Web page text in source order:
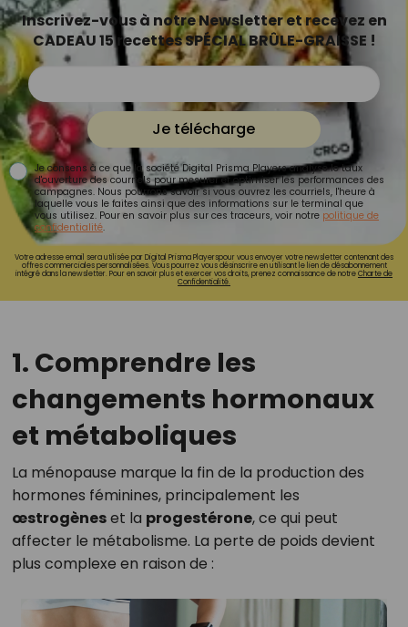
Inscrivez-vous à notre Newsletter et recevez en
CADEAU 15 recettes SPÉCIAL BRÛLE-GRAISSE !
Je télécharge
Je consens à ce que la société Digital Prisma Players analyse le taux
d'ouverture des courriels pour mesurer et optimiser les performances des
campagnes. Nous pourrons savoir si vous ouvrez les courriels, l'heure à
laquelle vous le faites ainsi que des informations sur le terminal que
vous utilisez. Pour en savoir plus sur ces traceurs, voir notre politique de
confidentialité.
Votre adresse email sera utilisée par Digital Prisma Playerspour vous envoyer votre newsletter contenant des
offres commerciales personnalisées. Vous pourrez vous désinscrire en utilisant le lien de désabonnement
intégré dans la newsletter. Pour en savoir plus et exercer vos droits, prenez connaissance de notreCharte de
Confidentialité.
1. Comprendre les
changements hormonaux
et métaboliques
La ménopause marque la fin de la production des
hormones féminines, principalement les
œstrogèneset la progestérone, ce qui peut
affecter le métabolisme. La perte de poids devient
plus complexe en raison de :